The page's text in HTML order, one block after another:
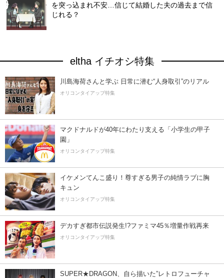
を突っ込まれ不安…信じて結婚した夫の過去まで信
じれる？
eltha イチオシ特集
川島海荷さんと学ぶ 日常に潜む“人身取引”のリアル
オリコンタイアップ特集
マクドナルドが40年にわたり支える「小学生の甲子
園」
オリコンタイアップ特集
イケメンてんこ盛り！尊すぎる男子の純情ラブに胸
キュン
オリコンタイアップ特集
デカすぎ都市伝説発生!?ファミマ45％増量作戦再来
オリコンタイアップ特集
SUPER★DRAGON、自ら描いた”レトロフューチャ